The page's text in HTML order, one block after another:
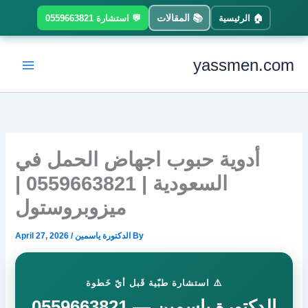
content
yassmen.com
أدوية حبوب اجهاض الحمل في
ميزوبروستول
By الدكتورة ياسمين/
April 27, 2026
⚠️ استشارة طبّية قَبل أيّ خَطوة
🏠 الرئيسية 📚 المقالات 💬 استشارة 0559663821